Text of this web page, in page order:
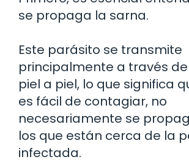
se propaga la sarna.
Este parásito se transmite
principalmente a través
piel a piel, lo que significa
es fácil de contagiar, no
necesariamente se
los que están cerca de la
infectada.